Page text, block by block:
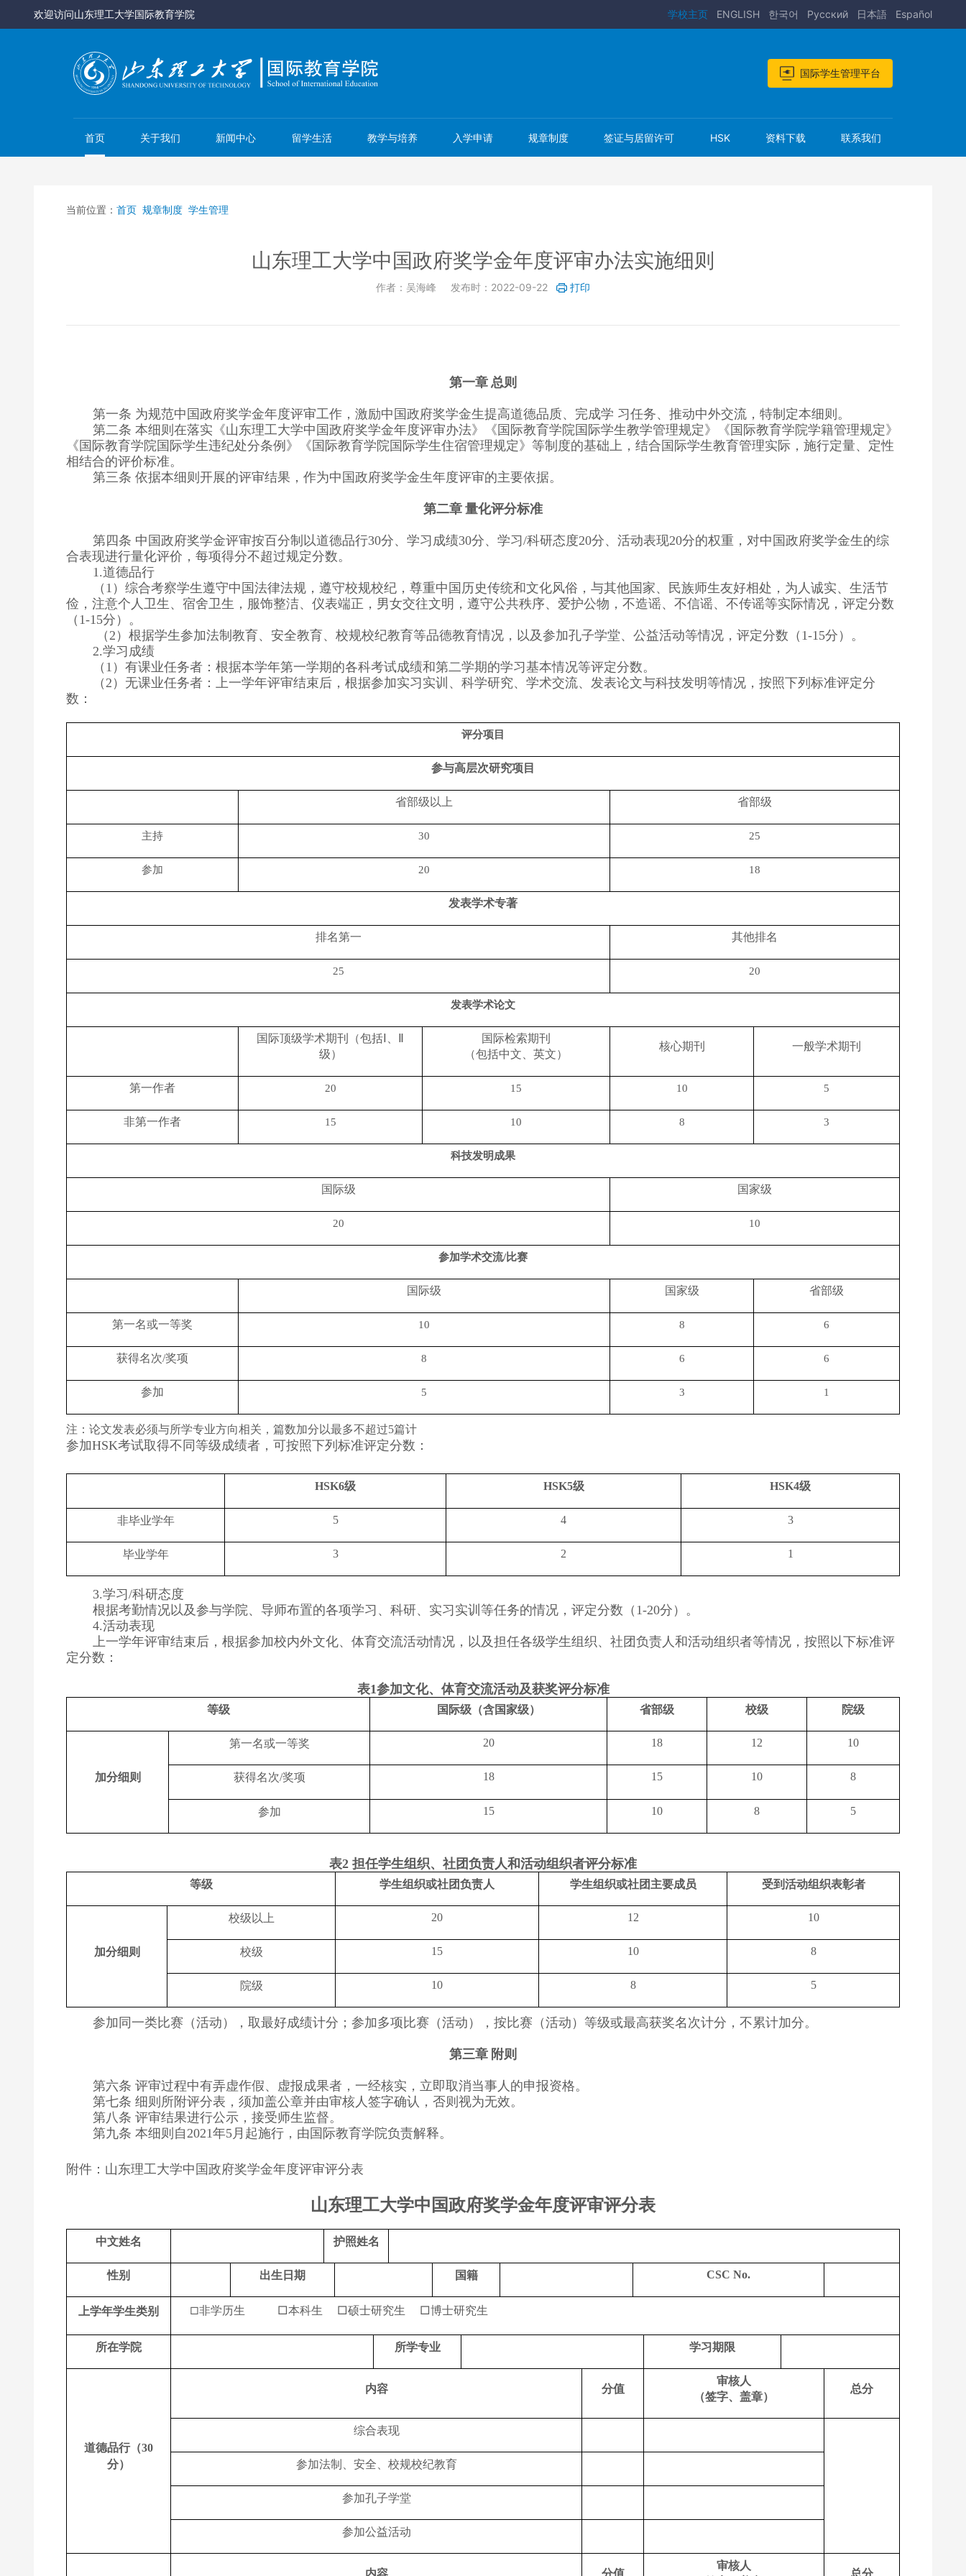
欢迎访问山东理工大学国际教育学院 学校主页 ENGLISH 한국어 Pусский 日本語 Español
国际学生管理平台
首页 关于我们 新闻中心 留学生活 教学与培养 入学申请 规章制度 签证与居留许可 HSK 资料下载 联系我们
当前位置： 首页 规章制度 学生管理
山东理工大学中国政府奖学金年度评审办法实施细则
作者：吴海峰 发布时：2022-09-22 打印
第一章 总则
第一条 为规范中国政府奖学金年度评审工作，激励中国政府奖学金生提高道德品质、完成学 习任务、推动中外交流，特制定本细则。
第二条 本细则在落实《山东理工大学中国政府奖学金年度评审办法》《国际教育学院国际学生教学管理规定》《国际教育学院学籍管理规定》
《国际教育学院国际学生违纪处分条例》《国际教育学院国际学生住宿管理规定》等制度的基础上，结合国际学生教育管理实际，施行定量、定性
相结合的评价标准。
第三条 依据本细则开展的评审结果，作为中国政府奖学金生年度评审的主要依据。
第二章 量化评分标准
第四条 中国政府奖学金评审按百分制以道德品行30分、学习成绩30分、学习/科研态度20分、活动表现20分的权重，对中国政府奖学金生的综
合表现进行量化评价，每项得分不超过规定分数。
1.道德品行
（ 1 ）综合考察学生遵守中国法律法规，遵守校规校纪，尊重中国历史传统和文化风俗，与其他国家、民族师生友好相处，为人诚实、生活节
俭，注意个人卫生、宿舍卫生，服饰整洁、仪表端正，男女交往文明，遵守公共秩序、爱护公物，不造谣、不信谣、不传谣等实际情况，评定分数
（ 1-15分）。
（2 ）根据学生参加法制教育、安全教育、校规校纪教育等品德教育情况，以及参加孔子学堂、公益活动等情况，评定分数（ 1-15分）。
2.学习成绩
（ 1 ）有课业任务者：根据本学年第一学期的各科考试成绩和第二学期的学习基本情况等评定分数。
（2 ）无课业任务者：上一学年评审结束后，根据参加实习实训、科学研究、学术交流、发表论文与科技发明等情况，按照下列标准评定分
数：
评分项目
参与高层次研究项目
省部级以上 省部级
主持 30 25
参加 20 18
发表学术专著
排名第一 其他排名
25 20
发表学术论文
国际顶级学术期刊（包括Ⅰ、Ⅱ
级）
国际检索期刊
（包括中文、英文）
核心期刊 一般学术期刊
第一作者 20 15 10 5
非第一作者 15 10 8 3
科技发明成果
国际级 国家级
20 10
参加学术交流/比赛
国际级 国家级 省部级
第一名或一等奖 10 8 6
获得名次/奖项 8 6 6
参加 5 3 1
注：论文发表必须与所学专业方向相关，篇数加分以最多不超过5篇计
参加HSK考试取得不同等级成绩者，可按照下列标准评定分数：
HSK6级 HSK5级 HSK4级
非毕业学年 5 4 3
毕业学年 3 2 1
3.学习/科研态度
根据考勤情况以及参与学院、导师布置的各项学习、科研、实习实训等任务的情况，评定分数（ 1-20分）。
4.活动表现
上一学年评审结束后，根据参加校内外文化、体育交流活动情况，以及担任各级学生组织、社团负责人和活动组织者等情况，按照以下标准评
定分数：
表1参加文化、体育交流活动及获奖评分标准
等级 国际级（含国家级） 省部级 校级 院级
加分细则
第一名或一等奖 20 18 12 10
获得名次/奖项 18 15 10 8
参加 15 10 8 5
表2 担任学生组织、社团负责人和活动组织者评分标准
等级 学生组织或社团负责人 学生组织或社团主要成员 受到活动组织表彰者
加分细则
校级以上 20 12 10
校级 15 10 8
院级 10 8 5
参加同一类比赛（活动），取最好成绩计分；参加多项比赛（活动），按比赛（活动）等级或最高获奖名次计分，不累计加分。
第三章 附则
第六条 评审过程中有弄虚作假、虚报成果者，一经核实，立即取消当事人的申报资格。
第七条 细则所附评分表，须加盖公章并由审核人签字确认，否则视为无效。
第八条 评审结果进行公示，接受师生监督。
第九条 本细则自2021年5 月起施行，由国际教育学院负责解释。
附件：山东理工大学中国政府奖学金年度评审评分表
山东理工大学中国政府奖学金年度评审评分表
中文姓名 护照姓名
性别 出生日期 国籍 CSC No.
上学年学生类别 □非学历生 □本科生 □硕士研究生 □博士研究生
所在学院 所学专业 学习期限
道德品行（30
分）
内容 分值
审核人
（签字、盖章）
总分
综合表现
参加法制、安全、校规校纪教育
参加孔子学堂
参加公益活动
内容 分值
审核人
总分